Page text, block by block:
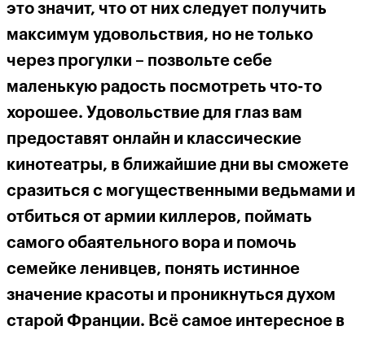
это значит, что от них следует получить
максимум удовольствия, но не только
через прогулки – позвольте себе
маленькую радость посмотреть что-то
хорошее. Удовольствие для глаз вам
предоставят онлайн и классические
кинотеатры, в ближайшие дни вы сможете
сразиться с могущественными ведьмами и
отбиться от армии киллеров, поймать
самого обаятельного вора и помочь
семейке ленивцев, понять истинное
значение красоты и проникнуться духом
старой Франции. Всё самое интересное в